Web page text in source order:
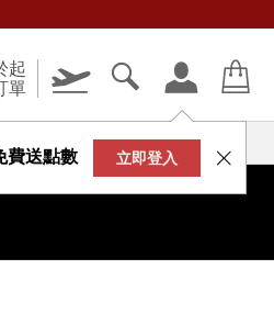
起
單
費送點數 立即登入